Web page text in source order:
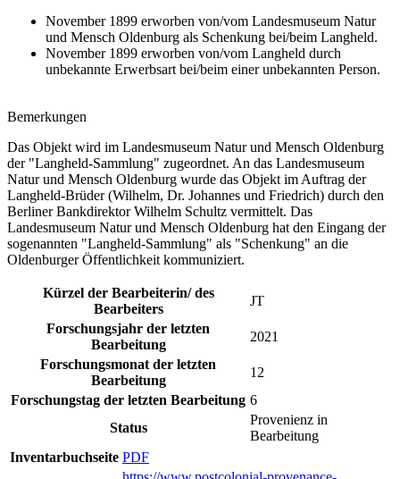
November 1899 erworben von/vom Landesmuseum Natur
und Mensch Oldenburg als Schenkung bei/beim Langheld.
November 1899 erworben von/vom Langheld durch
unbekannte Erwerbsart bei/beim einer unbekannten Person.
Bemerkungen
Das Objekt wird im Landesmuseum Natur und Mensch Oldenburg
der "Langheld-Sammlung" zugeordnet. An das Landesmuseum
Natur und Mensch Oldenburg wurde das Objekt im Auftrag der
Langheld-Brüder (Wilhelm, Dr. Johannes und Friedrich) durch den
Berliner Bankdirektor Wilhelm Schultz vermittelt. Das
Landesmuseum Natur und Mensch Oldenburg hat den Eingang der
sogenannten "Langheld-Sammlung" als "Schenkung" an die
Oldenburger Öffentlichkeit kommuniziert.
Kürzel der Bearbeiterin/ des
Bearbeiters
JT
Forschungsjahr der letzten
Bearbeitung
2021
Forschungsmonat der letzten
Bearbeitung
12
Forschungstag der letzten Bearbeitung 6
Status
Provenienz in
Bearbeitung
Inventarbuchseite PDF